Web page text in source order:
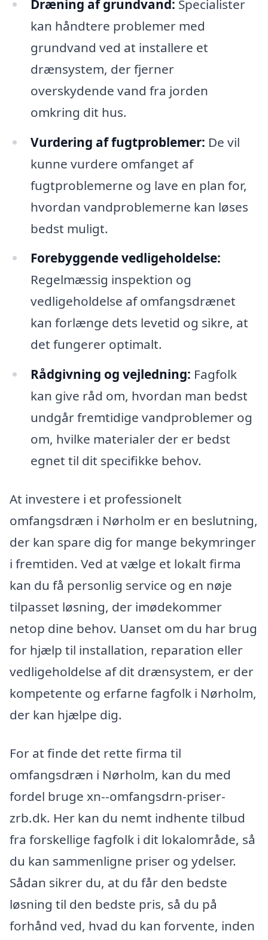
Dræning af grundvand: Specialister
kan håndtere problemer med
grundvand ved at installere et
drænsystem, der fjerner
overskydende vand fra jorden
omkring dit hus.
Vurdering af fugtproblemer: De vil
kunne vurdere omfanget af
fugtproblemerne og lave en plan for,
hvordan vandproblemerne kan løses
bedst muligt.
Forebyggende vedligeholdelse:
Regelmæssig inspektion og
vedligeholdelse af omfangsdrænet
kan forlænge dets levetid og sikre, at
det fungerer optimalt.
Rådgivning og vejledning: Fagfolk
kan give råd om, hvordan man bedst
undgår fremtidige vandproblemer og
om, hvilke materialer der er bedst
egnet til dit specifikke behov.
At investere i et professionelt
omfangsdræn i Nørholm er en beslutning,
der kan spare dig for mange bekymringer
i fremtiden. Ved at vælge et lokalt firma
kan du få personlig service og en nøje
tilpasset løsning, der imødekommer
netop dine behov. Uanset om du har brug
for hjælp til installation, reparation eller
vedligeholdelse af dit drænsystem, er der
kompetente og erfarne fagfolk i Nørholm,
der kan hjælpe dig.
For at finde det rette firma til
omfangsdræn i Nørholm, kan du med
fordel bruge xn--omfangsdrn-priser-
zrb.dk. Her kan du nemt indhente tilbud
fra forskellige fagfolk i dit lokalområde, så
du kan sammenligne priser og ydelser.
Sådan sikrer du, at du får den bedste
løsning til den bedste pris, så du på
forhånd ved, hvad du kan forvente, inden